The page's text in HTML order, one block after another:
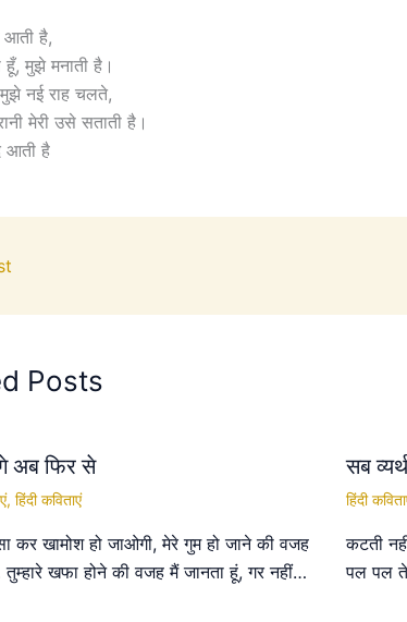
आती है,
मुझे मनाती है।
नई राह चलते,
मेरी उसे सताती है।
आती है
Posts
अब फिर से
, हिंदी कविताएं
कर खामोश हो जाओगी, मेरे गुम हो जाने की वजह
खफा होने की वजह मैं जानता हूं, गर नहीं…
सब
हिंदी
कटती
पल पल